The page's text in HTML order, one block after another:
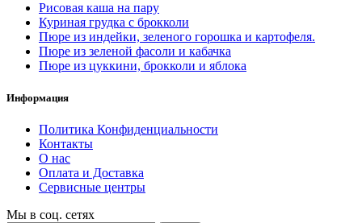
Рисовая каша на пару
Куриная грудка с брокколи
Пюре из индейки, зеленого горошка и картофеля.
Пюре из зеленой фасоли и кабачка
Пюре из цуккини, брокколи и яблока
Информация
Политика Конфиденциальности
Контакты
О нас
Оплата и Доставка
Сервисные центры
Мы в соц. сетях